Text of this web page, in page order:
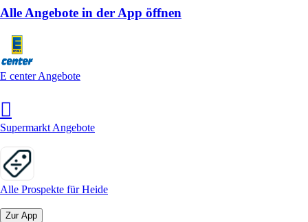
Alle Angebote in der App öffnen
E center Angebote
Supermarkt Angebote
Alle Prospekte für Heide
Zur App